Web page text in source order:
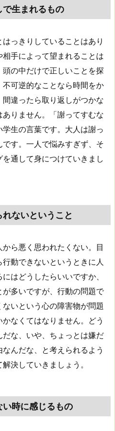
生まれるもの
っきりしていることはあり
手によって望まれることは
の中だけで正しいことを探
可逆的なことなら時間をか
違ったら取り返しがつかな
りません。「謝ってすむな
生の言葉です。大人は謝っ
す。一人で悩みすぎず、そ
通して身につけていきまし
ないということ
ら悪く思われたくない。目
動できないというときに人
はどうしたらいいですか、
多いですが、行動の問題で
いという心の障害物が問題
なくてはなりません。どう
な、いや、ちょっとは嫌だ
んだな、と考えられるよう
決していきましょう。
時に感じるもの